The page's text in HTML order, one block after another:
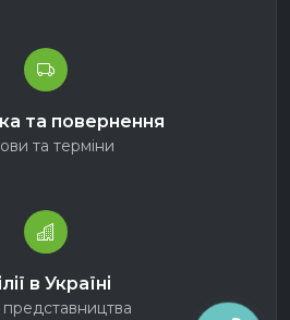
та повернення
та терміни
в Україні